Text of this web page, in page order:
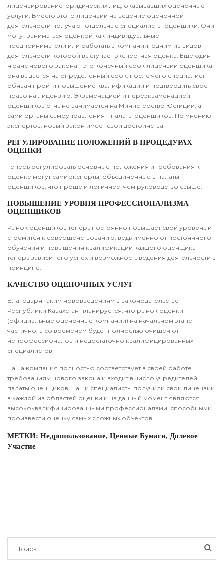
лицензирование юридических лиц, оказывавших оценочные
услуги. Вместо этого лицензии на ведение оценочной
деятельности получают отдельные специалисты-оценщики. Они
могут заниматься оценкой как индивидуальные
предприниматели или работать в компании, одним из видов
деятельности которой выступает экспертная оценка. Ещё один
нюанс нового закона – это конечный срок лицензии оценщика:
она выдается на определённый срок, после чего специалист
обязан пройти повышение квалификации и подтвердить своё
право на лицензию. Экзаменацией и переэкзаменацией
оценщиков отныне занимается на Министерство Юстиции, а
сами органы самоуправления – палаты оценщиков. По мнению
экспертов, новый закон имеет свои достоинства:
РЕГУЛИРОВАНИЕ ПОЛОЖЕНИЙ В ПРОЦЕДУРАХ
ОЦЕНКИ
Теперь регулировать основные положения и требования к
оценке могут сами эксперты, объединённые в палаты
оценщиков, что проще и логичнее, чем руководство свыше.
ПОВЫШЕНИЕ УРОВНЯ ПРОФЕССИОНАЛИЗМА
ОЦЕНЩИКОВ
Рынок оценщиков теперь постоянно повышает свой уровень и
стремится к совершенствованию, ведь именно от постоянного
обучения и повышения квалификации каждого оценщика
теперь зависит его успех и возможность ведения деятельности в
принципе.
КАЧЕСТВО ОЦЕНОЧНЫХ УСЛУГ
Благодаря таким нововведениям в законодательстве
Республики Казахстан планируется, что рынок оценки
(официальные оценочные компании) на начальном этапе
частично, а со временем будет полностью очищен от
непрофессионалов и недостаточно квалифицированных
специалистов.
Наша компания полностью соответствует в своей работе
требованиям нового закона и входит в число учредителей
палаты оценщиков. Наши специалисты получили свои лицензии
в каждой из областей оценки и на данный момент являются
высококвалифицированными профессионалами, способными
произвести оценку самых сложных объектов.
МЕТКИ: Недропользование, Ценные Бумаги, Долевое
Участие